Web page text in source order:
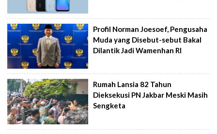
Profil Norman Joesoef, Pengusaha
Muda yang Disebut-sebut Bakal
Dilantik Jadi Wamenhan RI
Rumah Lansia 82 Tahun
Dieksekusi PN Jakbar Meski Masih
Sengketa